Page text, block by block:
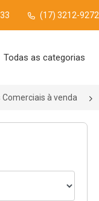
(17) 3212-9272
Todas as categorias
Comerciais à venda